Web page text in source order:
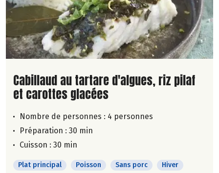
Lire la suite de la recette
Cabillaud au tartare d'algues, riz pilaf
et carottes glacées
Nombre de personnes : 4 personnes
Préparation : 30 min
Cuisson : 30 min
Plat principal Poisson Sans porc Hiver